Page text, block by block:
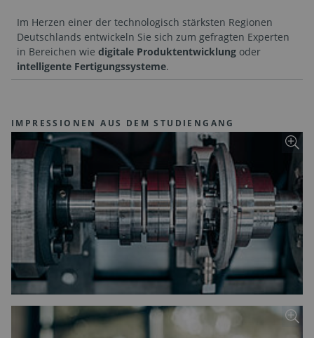
Im Herzen einer der technologisch stärksten Regionen
Deutschlands entwickeln Sie sich zum gefragten Experten
in Bereichen wie digitale Produktentwicklung oder
intelligente Fertigungssysteme.
IMPRESSIONEN AUS DEM STUDIENGANG